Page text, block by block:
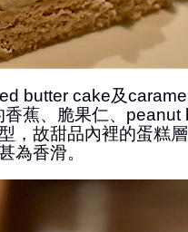
butter cake及
蕉、脆果仁、peanut
，故甜品內裡的蛋糕
為香滑。